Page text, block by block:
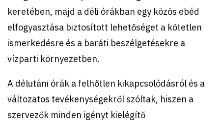
keretében, majd a déli órákban egy közös ebéd
elfogyasztása biztosított lehetőséget a kötetlen
ismerkedésre és a baráti beszélgetésekre a
vízparti környezetben.
A délutáni órák a felhőtlen kikapcsolódásról és a
változatos tevékenységekről szóltak, hiszen a
szervezők minden igényt kielégítő